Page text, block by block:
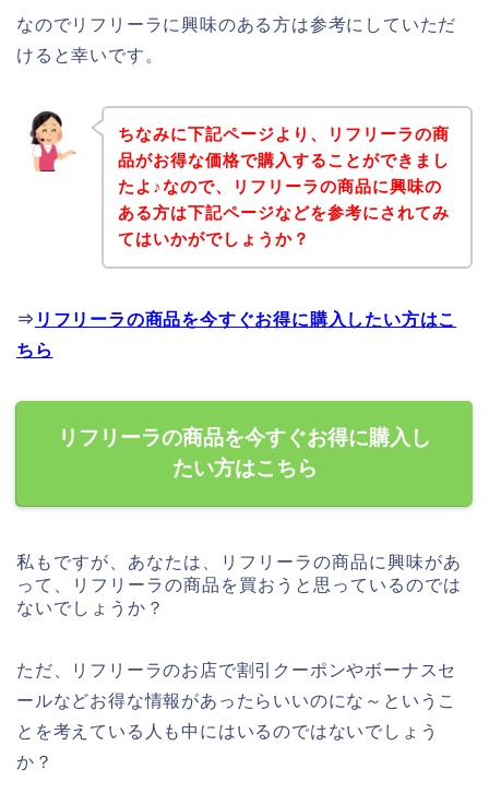
なのでリフリーラに興味のある方は参考にしていただ
けると幸いです。
ちなみに下記ページより、リフリーラの商
品がお得な価格で購入することができまし
たよ♪なので、リフリーラの商品に興味の
ある方は下記ページなどを参考にされてみ
てはいかがでしょうか？
⇒ リフリーラの商品を今すぐお得に購入したい方はこ
ちら
リフリーラの商品を今すぐお得に購入し
たい方はこちら
私もですが、あなたは、リフリーラの商品に興味があ
って、リフリーラの商品を買おうと思っているのでは
ないでしょうか？
ただ、リフリーラのお店で割引クーポンやボーナスセ
ールなどお得な情報があったらいいのにな～というこ
とを考えている人も中にはいるのではないでしょう
か？